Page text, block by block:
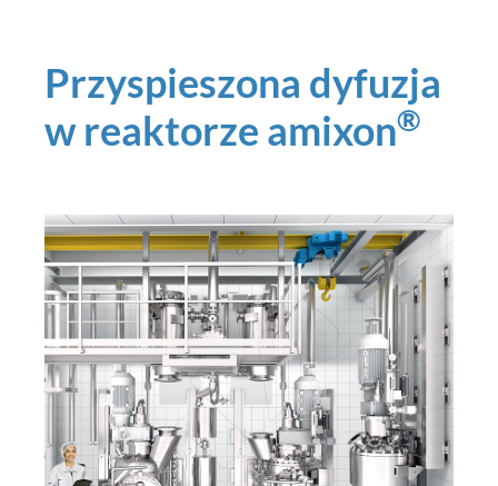
Przyspieszona dyfuzja
w reaktorze amixon®